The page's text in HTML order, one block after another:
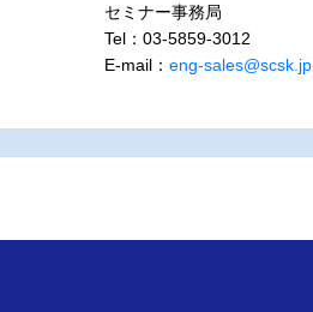
セミナー事務局
Tel：03-5859-3012
E-mail： eng-sales@scsk.jp